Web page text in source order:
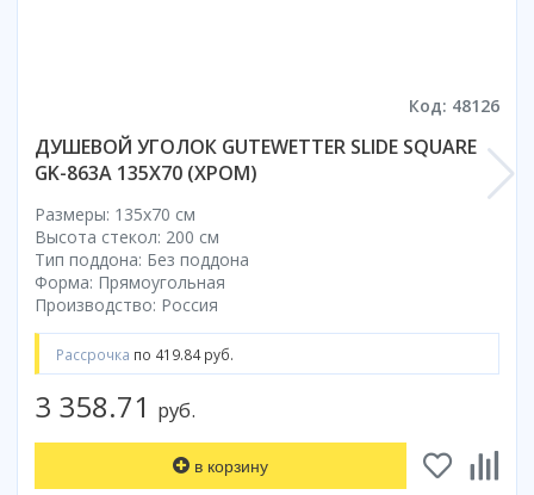
Код: 48126
ДУШЕВОЙ УГОЛОК GUTEWETTER SLIDE SQUARE
GK-863A 135X70 (ХРОМ)
Размеры: 135x70 cм
Высота стекол: 200 см
Тип поддона: Без поддона
Форма: Прямоугольная
Производство: Россия
Рассрочка по 419.84 руб.
3 358.71 руб.
в корзину